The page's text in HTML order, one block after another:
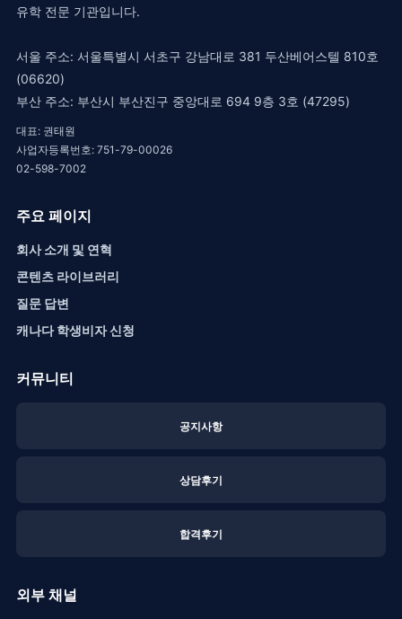
유학 전문 기관입니다.
서울 주소: 서울특별시 서초구 강남대로 381 두산베어스텔 810호
(06620)
부산 주소: 부산시 부산진구 중앙대로 694 9층 3호 (47295)
대표: 권태원
사업자등록번호: 751-79-00026
02-598-7002
주요 페이지
회사 소개 및 연혁
콘텐츠 라이브러리
질문 답변
캐나다 학생비자 신청
커뮤니티
공지사항
상담후기
합격후기
외부 채널